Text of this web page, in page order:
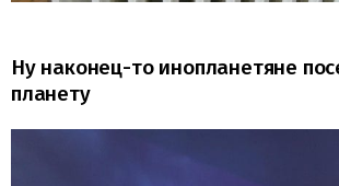
Ну наконец-то инопланетяне
планету